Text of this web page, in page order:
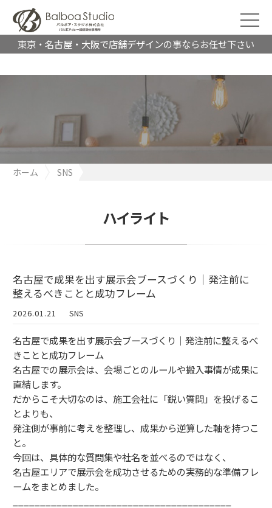
東京・名古屋・大阪で店舗デザインの事ならお任せ下さい
ホーム
SNS
ハイライト
名古屋で成果を出す展示会ブースづくり｜発注前に
整えるべきことと成功フレーム
2026.01.21 SNS
名古屋で成果を出す展示会ブースづくり｜発注前に整えるべ
きことと成功フレーム
名古屋での展示会は、会場ごとのルールや搬入事情が成果に
直結します。
だからこそ大切なのは、施工会社に「鋭い質問」を投げるこ
とよりも、
発注側が事前に考えを整理し、成果から逆算した軸を持つこ
と。
今回は、具体的な質問集や社名を並べるのではなく、
名古屋エリアで展示会を成功させるための実務的な準備フレ
ームをまとめました。